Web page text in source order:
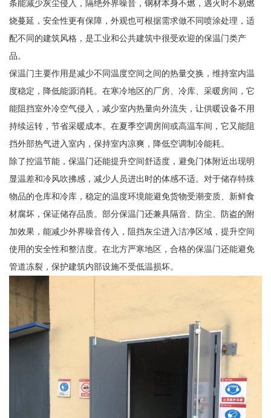
条能减少灰尘侵入，隔绝外界噪音，钢材本身不燃，遇火时不易燃
烧蔓延，安全性更有保障，外观也可根据需求做不同喷涂处理，适
配不同的建筑风格，是工业和公共建筑中很受欢迎的保温门类产
品。
保温门主要作用是减少不同温度空间之间的热量交换，维持室内温
度稳定，降低能源消耗。在寒冷地区的厂房、冷库、采暖房间，它
能阻挡室外冷空气侵入，减少室内热量向外流失，让供暖设备不用
持续运转，节省采暖成本。在夏季空调房间或高温车间，它又能阻
挡外部热气进入室内，保持室内凉爽，降低空调制冷能耗。
除了控温节能，保温门还能提升空间舒适度，避免门体附近出现明
显温差和冷风吹拂感，减少人员进出时的体感不适。对于储存特殊
物品的仓库和冷库，稳定的温度环境能避免货物受潮变质、新鲜食
材腐坏，保证储存品质。部分保温门还兼具隔音、防尘、防盗的附
加效果，能减少外界噪音传入，阻挡灰尘进入洁净区域，提升空间
使用的安全性和整洁度。在北方严寒地区，合格的保温门还能避免
管道冻裂，保护建筑内部设施不受低温损坏。